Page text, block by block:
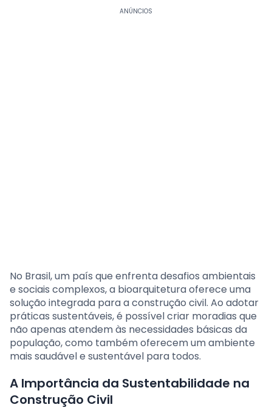
ANÚNCIOS
No Brasil, um país que enfrenta desafios ambientais
e sociais complexos, a bioarquitetura oferece uma
solução integrada para a construção civil. Ao adotar
práticas sustentáveis, é possível criar moradias que
não apenas atendem às necessidades básicas da
população, como também oferecem um ambiente
mais saudável e sustentável para todos.
A Importância da Sustentabilidade na
Construção Civil